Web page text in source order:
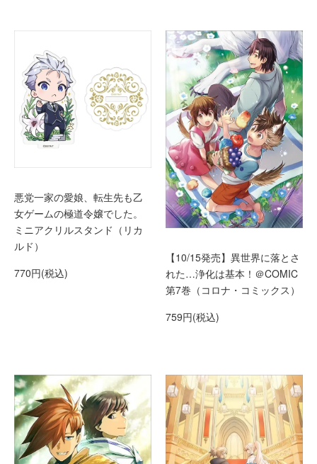
悪党一家の愛娘、転生先も乙
女ゲームの極道令嬢でした。
ミニアクリルスタンド（リカ
ルド）
770円(税込)
【10/15発売】異世界に落とさ
れた…浄化は基本！＠COMIC
第7巻（コロナ・コミックス）
759円(税込)